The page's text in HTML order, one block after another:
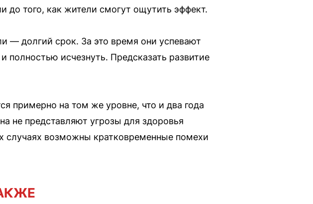
до того, как жители смогут ощутить эффект.
— долгий срок. За это время они успевают
полностью исчезнуть. Предсказать развитие
примерно на том же уровне, что и два года
не представляют угрозы для здоровья
случаях возможны кратковременные помехи